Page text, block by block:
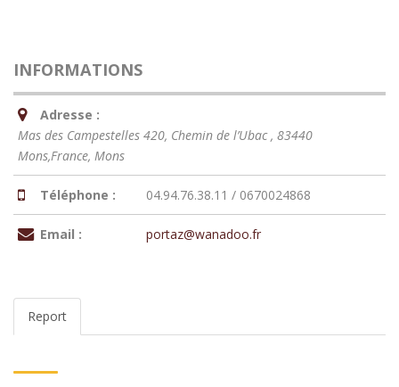
INFORMATIONS
Adresse :
Mas des Campestelles 420, Chemin de l’Ubac , 83440
Mons,France, Mons
Téléphone : 04.94.76.38.11 / 0670024868
Email : portaz@wanadoo.fr
Report